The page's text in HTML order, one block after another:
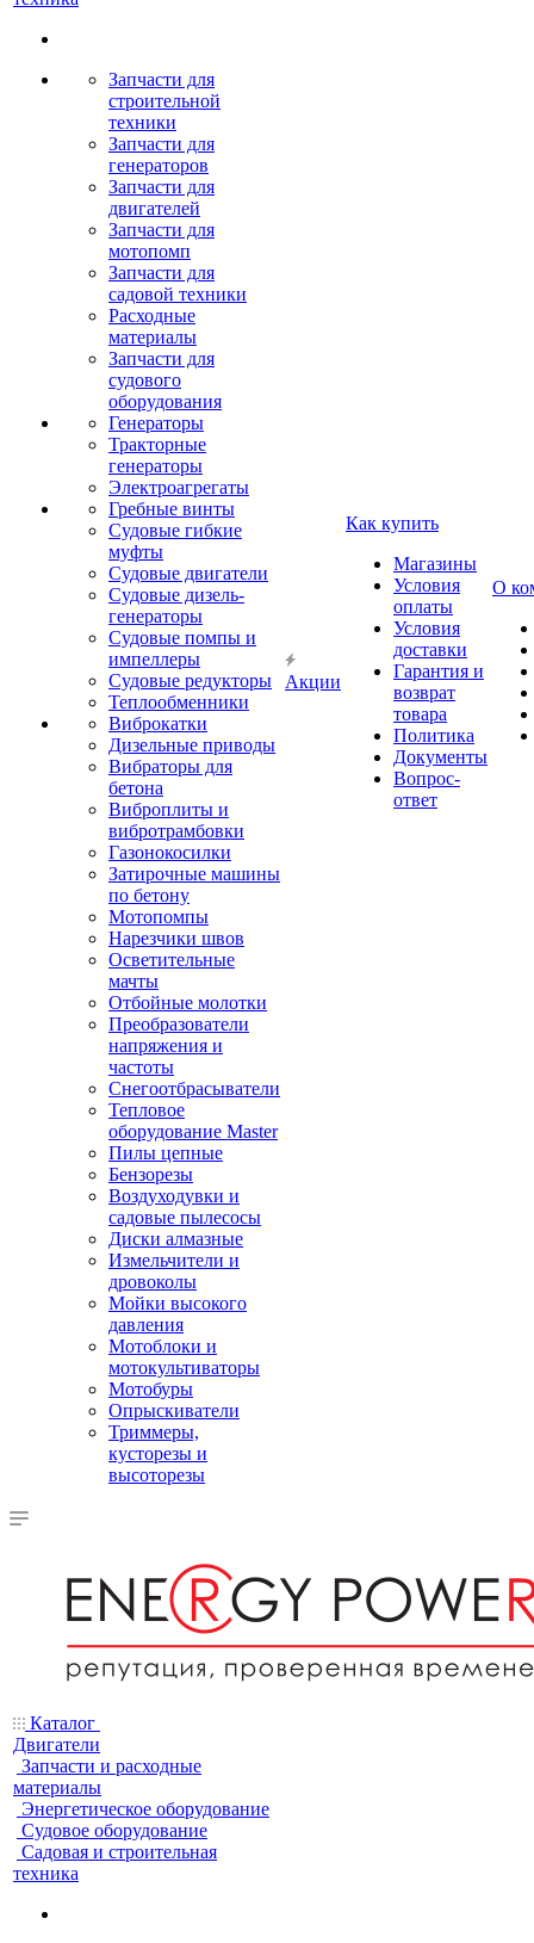
Запчасти для
строительной
техники
Запчасти для
генераторов
Запчасти для
двигателей
Запчасти для
мотопомп
Запчасти для
садовой техники
Расходные
материалы
Запчасти для
судового
оборудования
Генераторы
Тракторные
генераторы
Электроагрегаты
Гребные винты
Судовые гибкие
муфты
Судовые двигатели
Судовые дизель-
генераторы
Судовые помпы и
импеллеры
Судовые редукторы
Теплообменники
Виброкатки
Дизельные приводы
Вибраторы для
бетона
Виброплиты и
вибротрамбовки
Газонокосилки
Затирочные машины
по бетону
Мотопомпы
Нарезчики швов
Осветительные
мачты
Отбойные молотки
Преобразователи
напряжения и
частоты
Снегоотбрасыватели
Тепловое
оборудование Master
Пилы цепные
Бензорезы
Воздуходувки и
садовые пылесосы
Диски алмазные
Измельчители и
дровоколы
Мойки высокого
давления
Мотоблоки и
мотокультиваторы
Мотобуры
Опрыскиватели
Триммеры,
кусторезы и
высоторезы
Акции
Как купить
Магазины
Условия
оплаты
Условия
доставки
Гарантия и
возврат
товара
Политика
Документы
Вопрос-
ответ
О
Каталог
Двигатели
Запчасти и расходные
материалы
Энергетическое оборудование
Судовое оборудование
Садовая и строительная
техника